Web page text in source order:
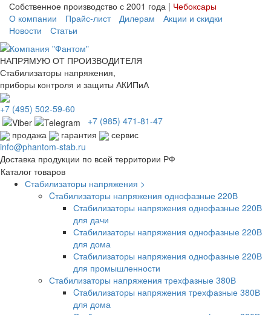
Собственное производство с 2001 года | Чебоксары
О компании
Прайс-лист Дилерам
Акции и скидки
Новости
Статьи
НАПРЯМУЮ ОТ ПРОИЗВОДИТЕЛЯ
Стабилизаторы напряжения,
приборы контроля и защиты АКИПиА
+7 (495) 502-59-60
+7 (985) 471-81-47
продажа
гарантия
сервис
info@phantom-stab.ru
Доставка продукции по всей территории РФ
Каталог товаров
Стабилизаторы напряжения >
Cтабилизаторы напряжения однофазные 220В
Стабилизаторы напряжения однофазные 220В
для дачи
Стабилизаторы напряжения однофазные 220В
для дома
Стабилизаторы напряжения однофазные 220В
для промышленности
Стабилизаторы напряжения трехфазные 380В
Cтабилизаторы напряжения трехфазные 380В
для дома